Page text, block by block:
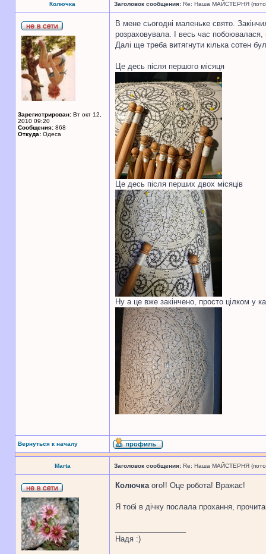
Колючка Заголовок сообщения: Re: Наша МАЙСТЕРНЯ
Зарегистрирован: Вт окт 12,
2010 09:20
Сообщения: 868
Откуда: Одеса
В мене сьогодні маленьке свято.
розраховувала. І весь час
Далі ще треба витягнути кілька сотен
Це десь після першого місяця
Це десь після перших двох місяців
Ну а це вже закінчено, просто цілком у
Вернуться к началу
Marta Заголовок сообщения: Re: Наша МАЙСТЕРНЯ
Колючкаого!! Оце робота! Вражає!
Я тобі в дічку послала прохання,
Надя :)